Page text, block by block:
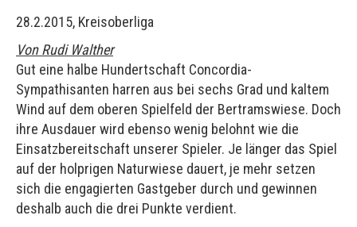
28.2.2015, Kreisoberliga
Von Rudi Walther
Gut eine halbe Hundertschaft Concordia-
Sympathisanten harren aus bei sechs Grad und kaltem
Wind auf dem oberen Spielfeld der Bertramswiese. Doch
ihre Ausdauer wird ebenso wenig belohnt wie die
Einsatzbereitschaft unserer Spieler. Je länger das Spiel
auf der holprigen Naturwiese dauert, je mehr setzen
sich die engagierten Gastgeber durch und gewinnen
deshalb auch die drei Punkte verdient.